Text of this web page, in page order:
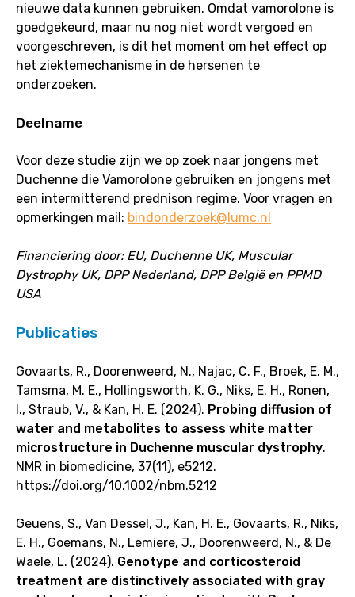
nieuwe data kunnen gebruiken. Omdat vamorolone is
goedgekeurd, maar nu nog niet wordt vergoed en
voorgeschreven, is dit het moment om het effect op
het ziektemechanisme in de hersenen te
onderzoeken.
Deelname
Voor deze studie zijn we op zoek naar jongens met
Duchenne die Vamorolone gebruiken en jongens met
een intermitterend prednison regime. Voor vragen en
opmerkingen mail: bindonderzoek@lumc.nl
Financiering door: EU, Duchenne UK, Muscular
Dystrophy UK, DPP Nederland, DPP België en PPMD
USA
Publicaties
Govaarts, R., Doorenweerd, N., Najac, C. F., Broek, E. M.,
Tamsma, M. E., Hollingsworth, K. G., Niks, E. H., Ronen,
I., Straub, V., & Kan, H. E. (2024). Probing diffusion of
water and metabolites to assess white matter
microstructure in Duchenne muscular dystrophy.
NMR in biomedicine, 37(11), e5212.
https://doi.org/10.1002/nbm.5212
Geuens, S., Van Dessel, J., Kan, H. E., Govaarts, R., Niks,
E. H., Goemans, N., Lemiere, J., Doorenweerd, N., & De
Waele, L. (2024). Genotype and corticosteroid
treatment are distinctively associated with gray